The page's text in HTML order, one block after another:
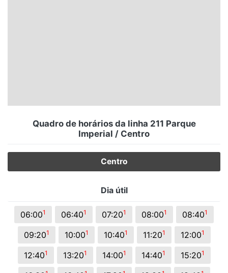
Quadro de horários da linha 211 Parque
Imperial / Centro
Centro
Dia útil
06:001 06:401 07:201 08:001 08:401
09:201 10:001 10:401 11:201 12:001
12:401 13:201 14:001 14:401 15:201